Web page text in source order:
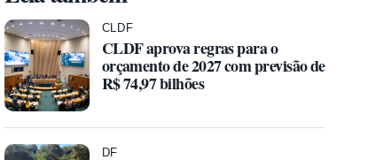
CLDF
CLDF aprova regras para o
orçamento de 2027 com previsão de
R$ 74,97 bilhões
DF